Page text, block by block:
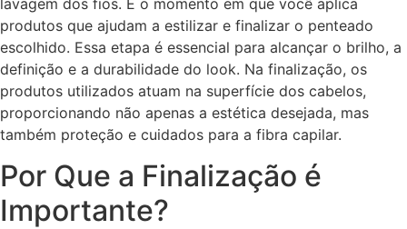
lavagem dos fios. É o momento em que você aplica
produtos que ajudam a estilizar e finalizar o penteado
escolhido. Essa etapa é essencial para alcançar o brilho, a
definição e a durabilidade do look. Na finalização, os
produtos utilizados atuam na superfície dos cabelos,
proporcionando não apenas a estética desejada, mas
também proteção e cuidados para a fibra capilar.
Por Que a Finalização é
Importante?